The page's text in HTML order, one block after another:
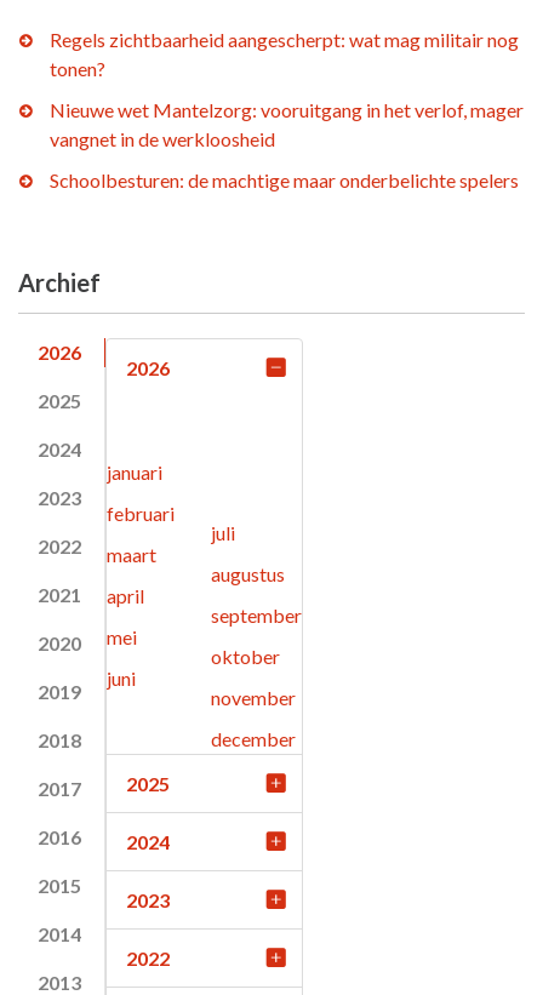
Regels zichtbaarheid aangescherpt: wat mag militair nog
tonen?
Nieuwe wet Mantelzorg: vooruitgang in het verlof, mager
vangnet in de werkloosheid
Schoolbesturen: de machtige maar onderbelichte spelers
Archief
2026
2025
2024
2023
2022
2021
2020
2019
2018
2017
2016
2015
2014
2013
2026
januari
februari
maart
april
mei
juni
juli
augustus
september
oktober
november
december
2025
2024
2023
2022